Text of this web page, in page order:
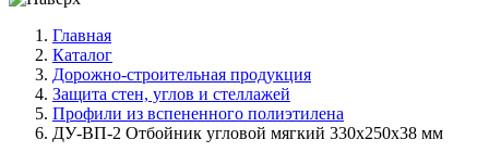
Главная
Каталог
Дорожно-строительная продукция
Защита стен, углов и стеллажей
Профили из вспененного полиэтилена
ДУ-ВП-2 Отбойник угловой мягкий 330х250х38 мм